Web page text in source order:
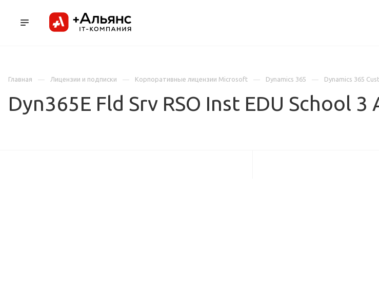
Главная
Лицензии и подписки Корпоративные лицензии Microsoft Dynamics 365 Dynamics 365
Dyn365E Fld Srv RSO Inst EDU School 3